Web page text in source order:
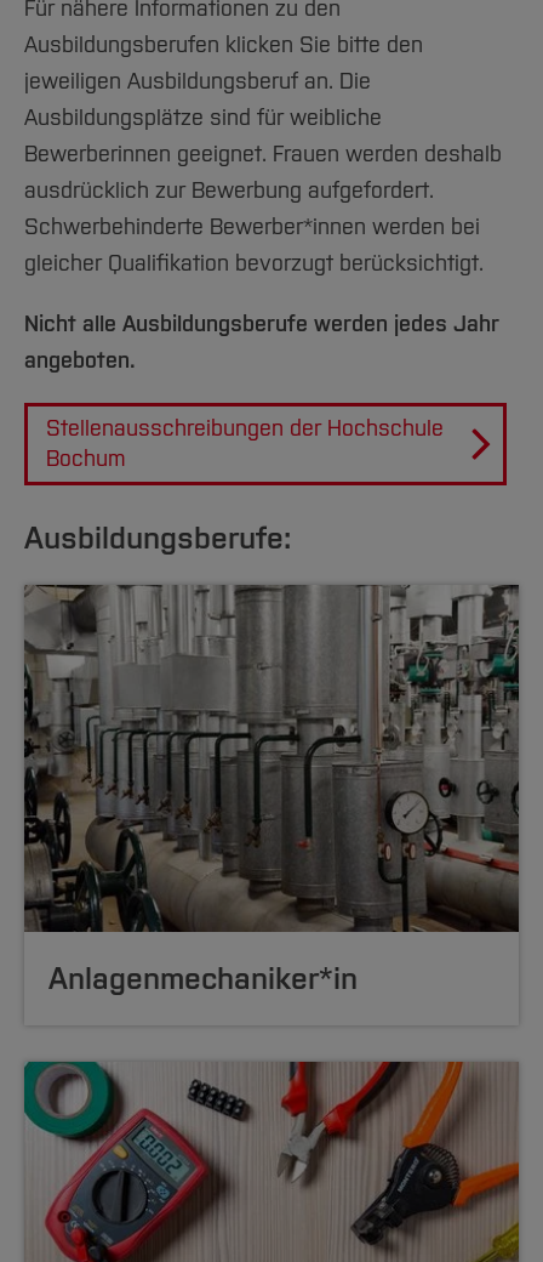
Arbeiten im FB G
Forschung und Projekte
International
Team
Service
Studiengänge
Studieninteressierte
Aktuelles
Studium
Fachgruppen
Forschung und Entwicklung
International
Team
Service
Amtliche Bekanntmachungen
Notfall-Infos
BO Shop
Familiengerechte Hochschule
Gleichstellung
Diskriminierungsfreie Hochschule
Vertretungen
Wahlen
Hochschulbibliothek
Hochschulkommunikation
International Office
Medienzentrum
qed-Stiftung
Zentrale Studienberatung
Für nähere Informationen zu den
Ausbildungsberufen klicken Sie bitte den
jeweiligen Ausbildungsberuf an. Die
Ausbildungsplätze sind für weibliche
Bewerberinnen geeignet. Frauen werden deshalb
ausdrücklich zur Bewerbung aufgefordert.
Schwerbehinderte Bewerber*innen werden bei
gleicher Qualifikation bevorzugt berücksichtigt.
Nicht alle Ausbildungsberufe werden jedes Jahr
angeboten.
Stellenausschreibungen der Hochschule
Bochum
Ausbildungsberufe:
Anlagenmechaniker*in